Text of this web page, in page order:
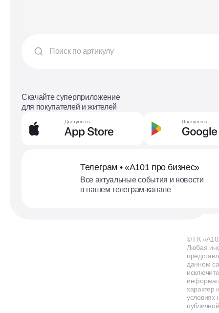
Скачайте суперприложение
для покупателей и жителей
Телеграм • «А101 про бизнес»
Все актуальные события и новости
в нашем телеграм-канале
© ГК
Любая
данном
характер
условиях